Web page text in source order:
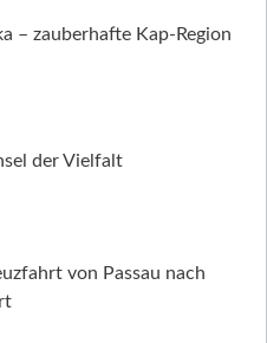
– zauberhafte Kap-Region
der Vielfalt
von Passau nach